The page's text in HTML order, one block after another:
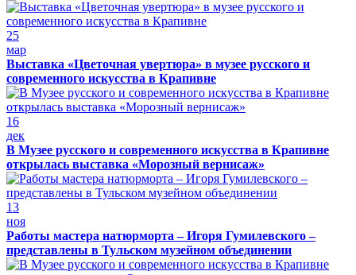
25
мар
Выставка «Цветочная увертюра» в музее русского и
современного искусства в Крапивне
16
дек
В Музее русского и современного искусства в Крапивне
открылась выставка «Морозный вернисаж»
13
ноя
Работы мастера натюрморта – Игоря Гумилевского –
представлены в Тульском музейном объединении